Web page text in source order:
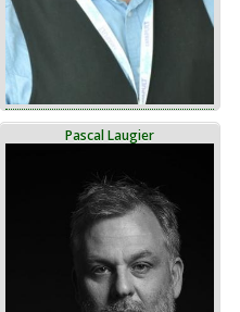
Pascal Laugier